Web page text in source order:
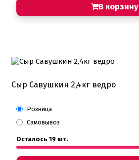
В корзину
Сыр Савушкин 2,4кг ведро
Розница
Самовывоз
Осталось 19 шт.